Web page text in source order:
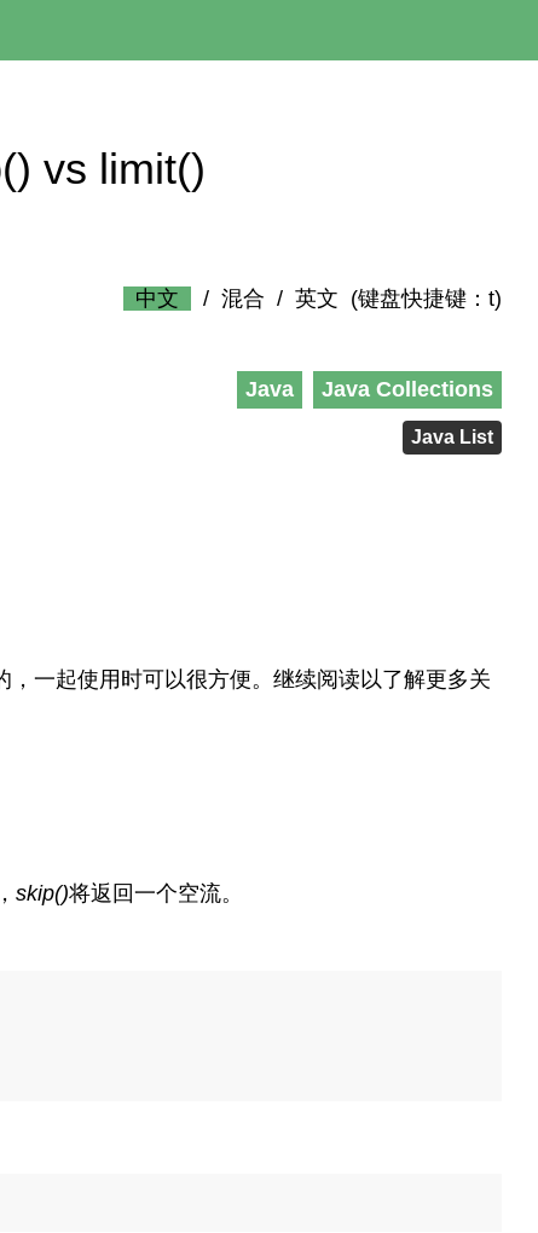
vs limit()
中文 / 混合 / 英文 (键盘快捷键：t)
Java Java Collections
Java List
一起使用时可以很方便。继续阅读以了解更多关
skip()将返回一个空流。